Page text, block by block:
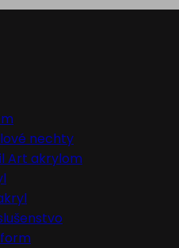
nechty
Art akrylom